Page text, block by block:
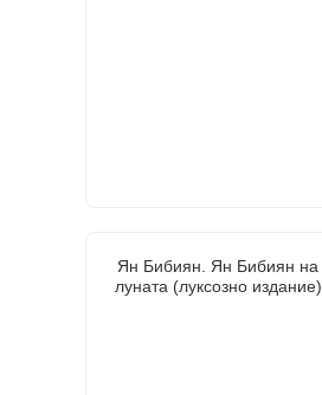
Ян Бибиян. Ян Бибиян на
луната (луксозно издание)